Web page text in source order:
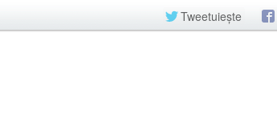
Tweetuiește